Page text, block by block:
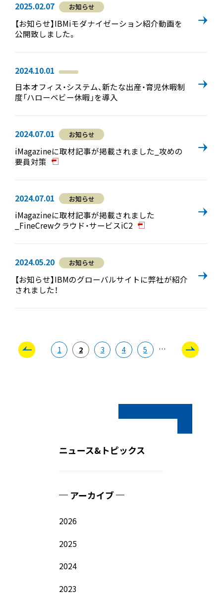
2025.02.07 お知らせ
【お知らせ】IBMiモダナイゼーション紹介動画を
公開致しました。
2024.10.01
日本オフィス・システム、新たな出産・育児休暇制
度「ハローベビー休暇」を導入
2024.07.01 お知らせ
iMagazineに取材記事が掲載されました_攻めの
要員対策
2024.07.01 お知らせ
iMagazineに取材記事が掲載されました
_FineCrewクラウド・サービスiC2
2024.05.20 お知らせ
【お知らせ】IBMのグローバルサイトに弊社が紹介
されました！
1 2 3 4 5 …
ニュース&トピックス
アーカイブ
2026
2025
2024
2023